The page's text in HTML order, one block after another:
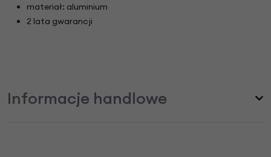
materiał: aluminium
2 lata gwarancji
Informacje handlowe